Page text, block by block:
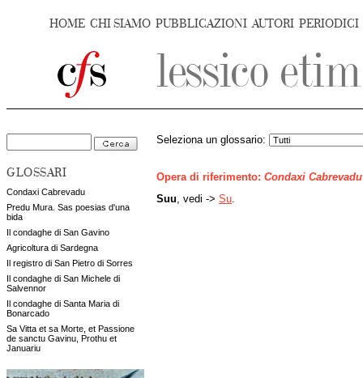
HOME CHI SIAMO PUBBLICAZIONI AUTORI PERIODICI
GLOSSARI
Condaxi Cabrevadu
Predu Mura. Sas poesias d'una
bida
Il condaghe di San Gavino
Agricoltura di Sardegna
Il registro di San Pietro di Sorres
Il condaghe di San Michele di
Salvennor
Il condaghe di Santa Maria di
Bonarcado
Sa Vitta et sa Morte, et Passione
de sanctu Gavinu, Prothu et
Januariu
Seleziona un glossario:
Opera di riferimento: Condaxi Cabrevadu
Suu , vedi -> Su